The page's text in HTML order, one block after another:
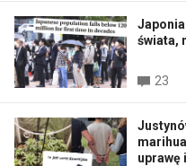
świata,
23
uprawę